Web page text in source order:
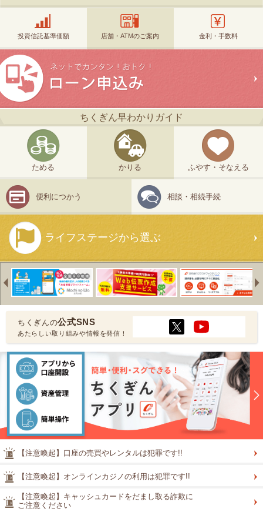
投資信託基準価額 店舗・ATMのご案内 金利・手数料
ちくぎん早わかりガイド
ためる かりる ふやす・そなえる
便利につかう 相談・相続手続
ライフステージから選ぶ
Previous
ちくぎんの公式SNS
あたらしい取り組みや情報を発信！
【注意喚起】口座の売買やレンタルは犯罪です!!
【注意喚起】オンラインカジノの利用は犯罪です!!
【注意喚起】キャッシュカードをだまし取る詐欺に
ご注意ください